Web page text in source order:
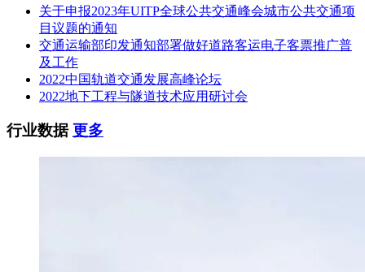
关于申报2023年UITP全球公共交通峰会城市公共交通项
目议题的通知
交通运输部印发通知部署做好道路客运电子客票推广普
及工作
2022中国轨道交通发展高峰论坛
2022地下工程与隧道技术应用研讨会
行业数据更多